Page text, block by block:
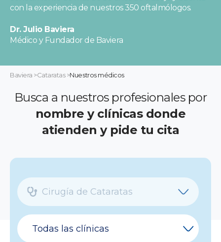
con la experiencia de nuestros 350 oftalmólogos.
Dr. Julio Baviera
Médico y Fundador de Baviera
Baviera >Cataratas>Nuestros médicos
Busca a nuestros profesionales por
nombre y clínicas donde
atienden y pide tu cita